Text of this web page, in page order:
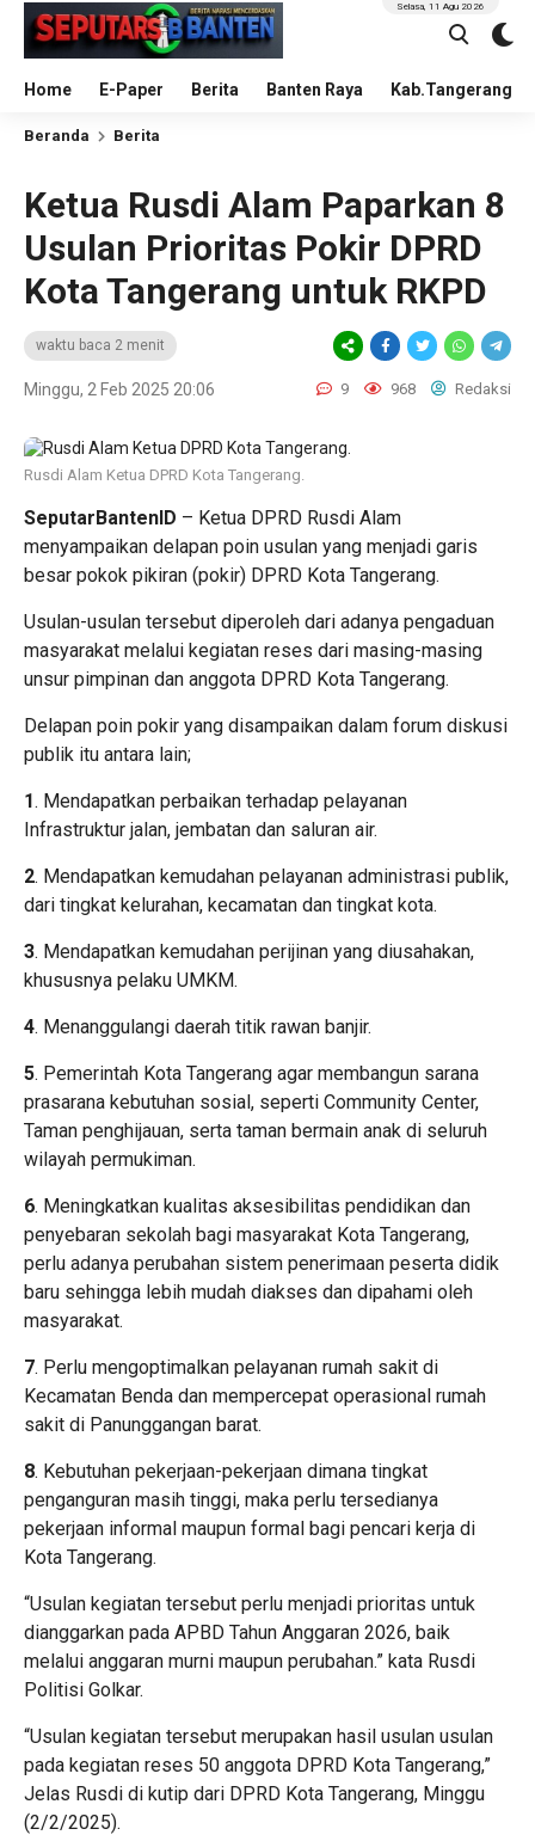
Home E-Paper Berita Banten Raya Kab.Tangerang
Selasa, 11 Agu 2026
Beranda Berita
Ketua Rusdi Alam Paparkan 8
Usulan Prioritas Pokir DPRD
Kota Tangerang untuk RKPD
waktu baca 2 menit
Minggu, 2 Feb 2025 20:06 9 968 Redaksi
Rusdi Alam Ketua DPRD Kota Tangerang.
SeputarBantenID – Ketua DPRD Rusdi Alam
menyampaikan delapan poin usulan yang menjadi garis
besar pokok pikiran (pokir) DPRD Kota Tangerang.
Usulan-usulan tersebut diperoleh dari adanya pengaduan
masyarakat melalui kegiatan reses dari masing-masing
unsur pimpinan dan anggota DPRD Kota Tangerang.
Delapan poin pokir yang disampaikan dalam forum diskusi
publik itu antara lain;
1. Mendapatkan perbaikan terhadap pelayanan
Infrastruktur jalan, jembatan dan saluran air.
2. Mendapatkan kemudahan pelayanan administrasi publik,
dari tingkat kelurahan, kecamatan dan tingkat kota.
3. Mendapatkan kemudahan perijinan yang diusahakan,
khususnya pelaku UMKM.
4. Menanggulangi daerah titik rawan banjir.
5. Pemerintah Kota Tangerang agar membangun sarana
prasarana kebutuhan sosial, seperti Community Center,
Taman penghijauan, serta taman bermain anak di seluruh
wilayah permukiman.
6. Meningkatkan kualitas aksesibilitas pendidikan dan
penyebaran sekolah bagi masyarakat Kota Tangerang,
perlu adanya perubahan sistem penerimaan peserta didik
baru sehingga lebih mudah diakses dan dipahami oleh
masyarakat.
7. Perlu mengoptimalkan pelayanan rumah sakit di
Kecamatan Benda dan mempercepat operasional rumah
sakit di Panunggangan barat.
8. Kebutuhan pekerjaan-pekerjaan dimana tingkat
penganguran masih tinggi, maka perlu tersedianya
pekerjaan informal maupun formal bagi pencari kerja di
Kota Tangerang.
“Usulan kegiatan tersebut perlu menjadi prioritas untuk
dianggarkan pada APBD Tahun Anggaran 2026, baik
melalui anggaran murni maupun perubahan.” kata Rusdi
Politisi Golkar.
“Usulan kegiatan tersebut merupakan hasil usulan usulan
pada kegiatan reses 50 anggota DPRD Kota Tangerang,”
Jelas Rusdi di kutip dari DPRD Kota Tangerang, Minggu
(2/2/2025).